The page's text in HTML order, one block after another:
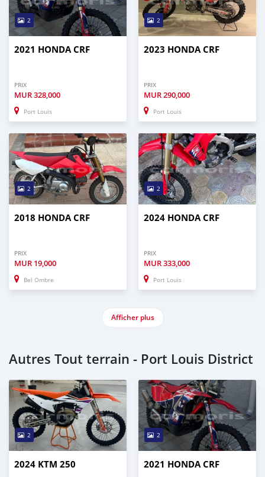
2
2021 HONDA CRF
PRIX
MUR328,000
Port Louis
2
2023 HONDA CRF
PRIX
MUR290,000
Port Louis
2
2018 HONDA CRF
PRIX
MUR 19,000
Bel Ombre
2
2024 HONDA CRF
PRIX
MUR333,000
Port Louis
Afficher plus
Autres Tout terrain - Port Louis District
2
2024 KTM 250
2
2021 HONDA CRF